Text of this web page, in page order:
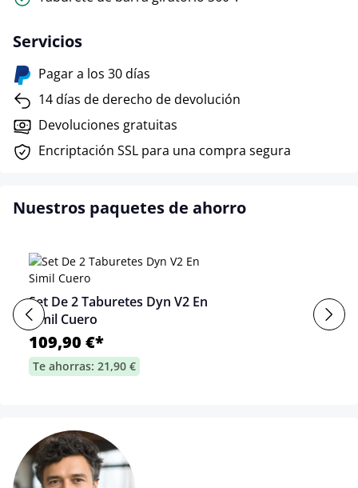
Servicios
Pagar a los 30 días
14 días de derecho de devolución
Devoluciones gratuitas
Encriptación SSL para una compra segura
Nuestros paquetes de ahorro
Set De 2 Taburetes Dyn V2 En
Simil Cuero
109,90 €*
Te ahorras: 21,90 €